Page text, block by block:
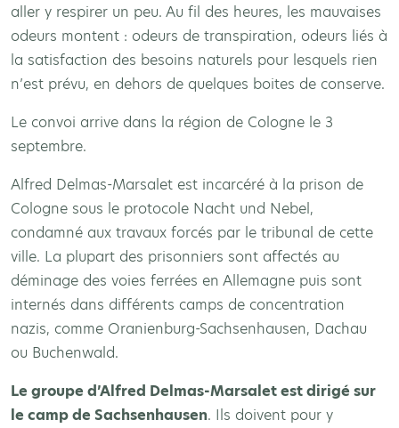
aller y respirer un peu. Au fil des heures, les mauvaises
odeurs montent : odeurs de transpiration, odeurs liés à
la satisfaction des besoins naturels pour lesquels rien
n’est prévu, en dehors de quelques boites de conserve.
Le convoi arrive dans la région de Cologne le 3
septembre.
Alfred Delmas-Marsalet est incarcéré à la prison de
Cologne sous le protocole Nacht und Nebel,
condamné aux travaux forcés par le tribunal de cette
ville. La plupart des prisonniers sont affectés au
déminage des voies ferrées en Allemagne puis sont
internés dans différents camps de concentration
nazis, comme Oranienburg-Sachsenhausen, Dachau
ou Buchenwald.
Le groupe d’Alfred Delmas-Marsalet est dirigé sur
le camp de Sachsenhausen. Ils doivent pour y